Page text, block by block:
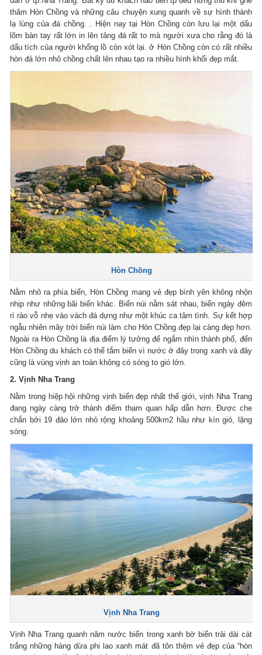
thăm Hòn Chồng và những câu chuyện xung quanh về sự hình thành
lạ lùng của đá chồng. . Hiện nay tại Hòn Chồng còn lưu lại một dấu
lõm bàn tay rất lớn in lên tảng đá rất to mà người xưa cho rằng đó là
dấu tích của người khổng lồ còn xót lại. ở Hòn Chồng còn có rất nhiều
hòn đá lớn nhỏ chồng chất lên nhau tạo ra nhiều hình khối đẹp mắt.
Hòn Chồng
Nằm nhô ra phía biển, Hòn Chồng mang vẻ đẹp bình yên không nhộn
nhịp như những bãi biển khác. Biển núi nằm sát nhau, biển ngày đêm
rì rào vỗ nhẹ vào vách đá dựng như một khúc ca tâm tình. Sự kết hợp
ngẫu nhiên mây trời biển núi làm cho Hòn Chồng đẹp lại càng đẹp hơn.
Ngoài ra Hòn Chồng là địa điểm lý tưởng để ngắm nhìn thành phố, đến
Hòn Chồng du khách có thể tắm biển vì nước ở đây trong xanh và đây
cũng là vùng vịnh an toàn không có sóng to gió lớn.
2. Vịnh Nha Trang
Nằm trong hiệp hội những vịnh biển đẹp nhất thế giới, vịnh Nha Trang
đang ngày càng trở thành điểm tham quan hấp dẫn hơn. Được che
chắn bởi 19 đảo lớn nhỏ rộng khoảng 500km2 hầu như kín gió, lặng
sóng.
Vịnh Nha Trang
Vịnh Nha Trang quanh năm nước biển trong xanh bờ biển trải dài cát
trắng những hàng dừa phi lao xanh mát đã tôn thêm vẻ đẹp của “hòn